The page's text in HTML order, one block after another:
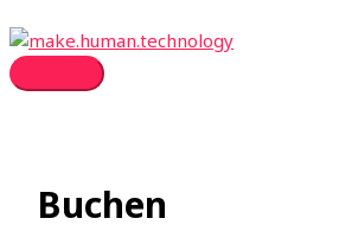
Zum
Inhalt
springenHauptmenü
Buchen